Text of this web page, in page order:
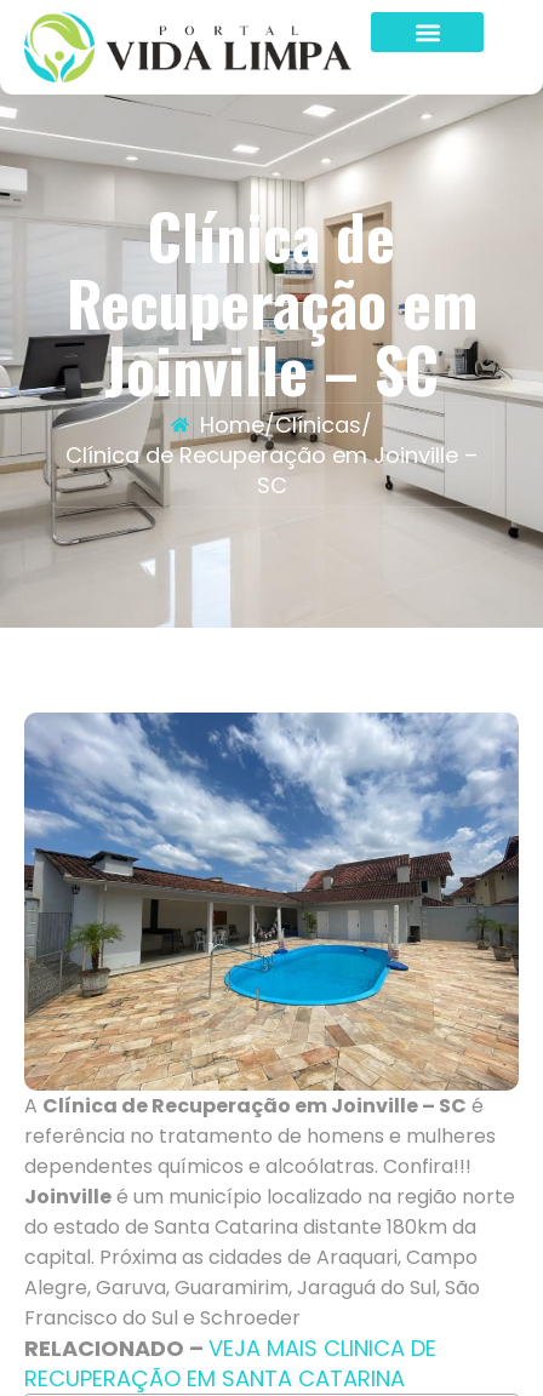
Clínica de
Recuperação em
Joinville – SC
Home/Clínicas/
Clínica de Recuperação em Joinville –
SC
A Clínica de Recuperação em Joinville – SC é
referência no tratamento de homens e mulheres
dependentes químicos e alcoólatras. Confira!!!
Joinvilleé um município localizado na região norte
do estado de Santa Catarina distante 180km da
capital. Próxima as cidades de Araquari, Campo
Alegre, Garuva, Guaramirim, Jaraguá do Sul, São
Francisco do Sul e Schroeder
RELACIONADO – VEJA MAIS CLINICA DE
RECUPERAÇÃO EM SANTA CATARINA